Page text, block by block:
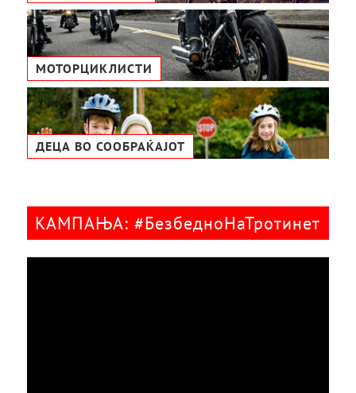
МОТОРЦИКЛИСТИ
ДЕЦА ВО СООБРАЌАЈОТ
КАМПАЊА: #БезбедноНаТротинет